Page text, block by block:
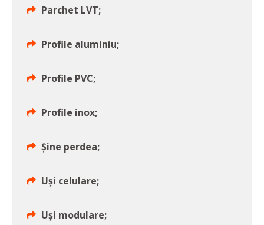
Parchet LVT;
Profile aluminiu;
Profile PVC;
Profile inox;
Șine perdea;
Uși celulare;
Uși modulare;